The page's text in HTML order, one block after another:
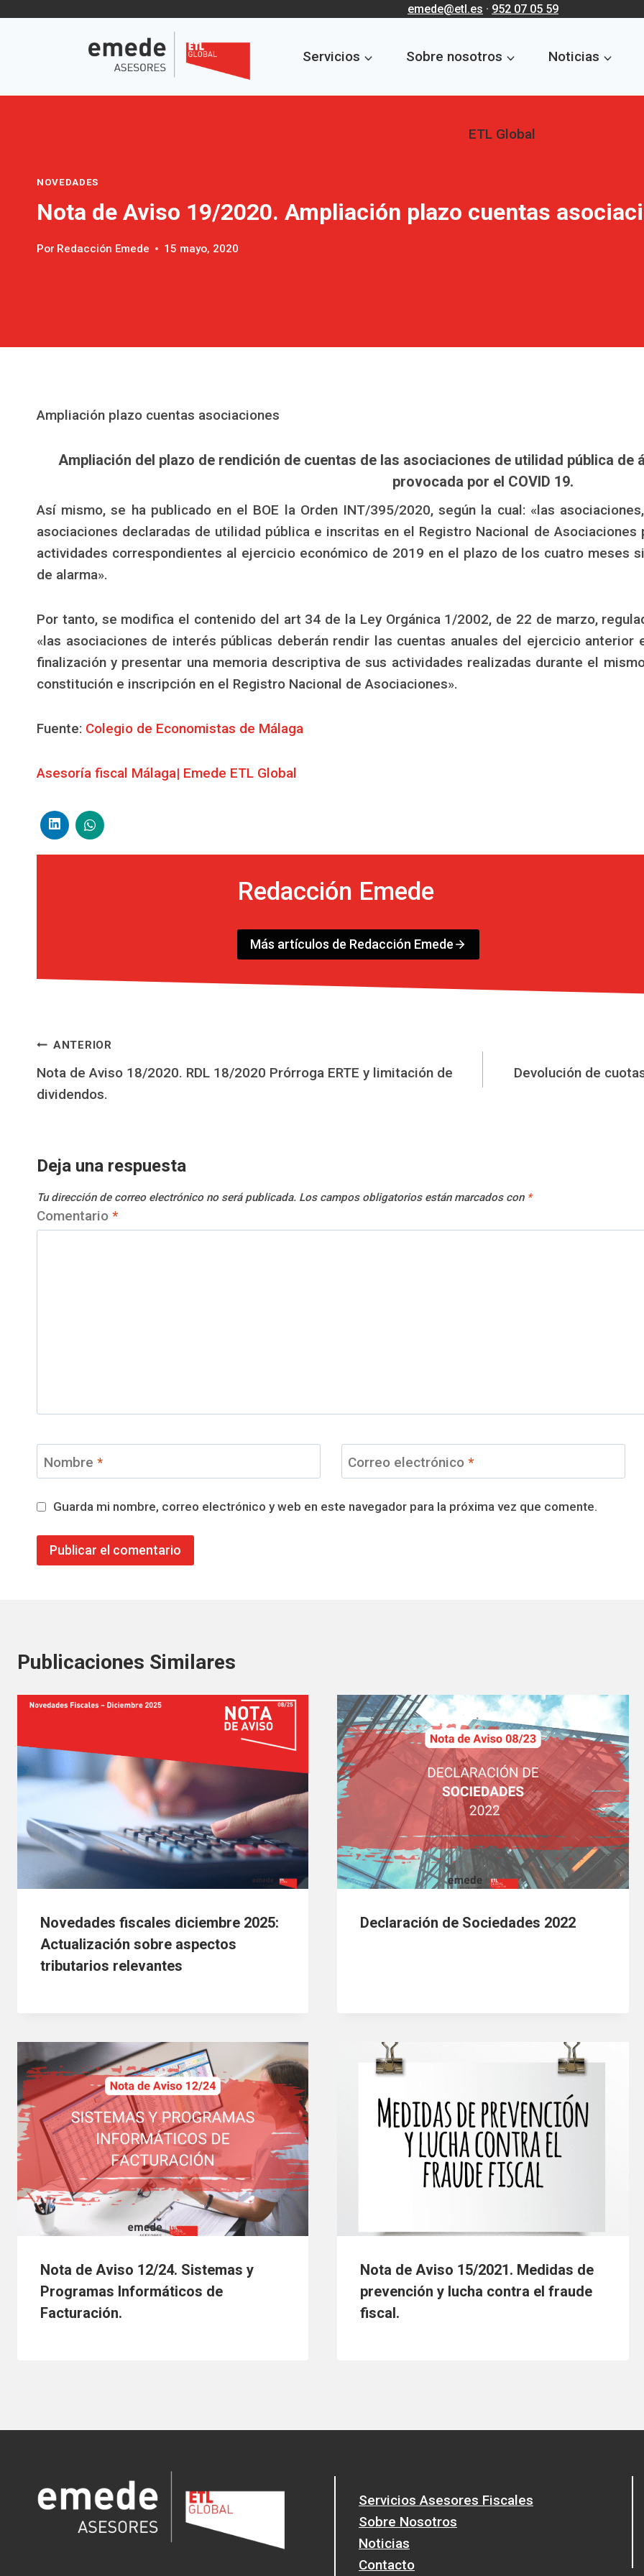
emede@etl.es · 952 07 05 59
Servicios Sobre nosotros Noticias
ETL Global
NOVEDADES
Nota de Aviso 19/2020. Ampliación plazo cuentas
Por Redacción Emede 15 mayo, 2020
Ampliación plazo cuentas asociaciones
Ampliación del plazo de rendición de cuentas de las asociaciones de utilidad pública
provocada por el COVID 19.
Así mismo, se ha publicado en el BOE la Orden INT/395/2020, según la cual: «las
asociaciones declaradas de utilidad pública e inscritas en el Registro Nacional de
actividades correspondientes al ejercicio económico de 2019 en el plazo de los cuatro meses
de alarma».
Por tanto, se modifica el contenido del art 34 de la Ley Orgánica 1/2002, de 22 de marzo,
«las asociaciones de interés públicas deberán rendir las cuentas anuales del ejercicio
finalización y presentar una memoria descriptiva de sus actividades realizadas durante el
constitución e inscripción en el Registro Nacional de Asociaciones».
Fuente: Colegio de Economistas de Málaga
Asesoría fiscal Málaga| Emede ETL Global
Redacción Emede
Más artículos de Redacción Emede
Navegación
de
ANTERIOR
Nota de Aviso 18/2020. RDL 18/2020 Prórroga ERTE y limitación de
dividendos.
Devolución de
Deja una respuesta
Tu dirección de correo electrónico no será publicada. Los campos obligatorios están marcados con *
Comentario *
Nombre * Correo electrónico *
Guarda mi nombre, correo electrónico y web en este navegador para la próxima vez que comente.
Publicaciones Similares
Novedades fiscales diciembre 2025:
Actualización sobre aspectos
tributarios relevantes
Declaración de Sociedades 2022
Nota de Aviso 12/24. Sistemas y
Programas Informáticos de
Facturación.
Nota de Aviso 15/2021. Medidas de
prevención y lucha contra el fraude
fiscal.
Servicios Asesores Fiscales
Sobre Nosotros
Noticias
Contacto